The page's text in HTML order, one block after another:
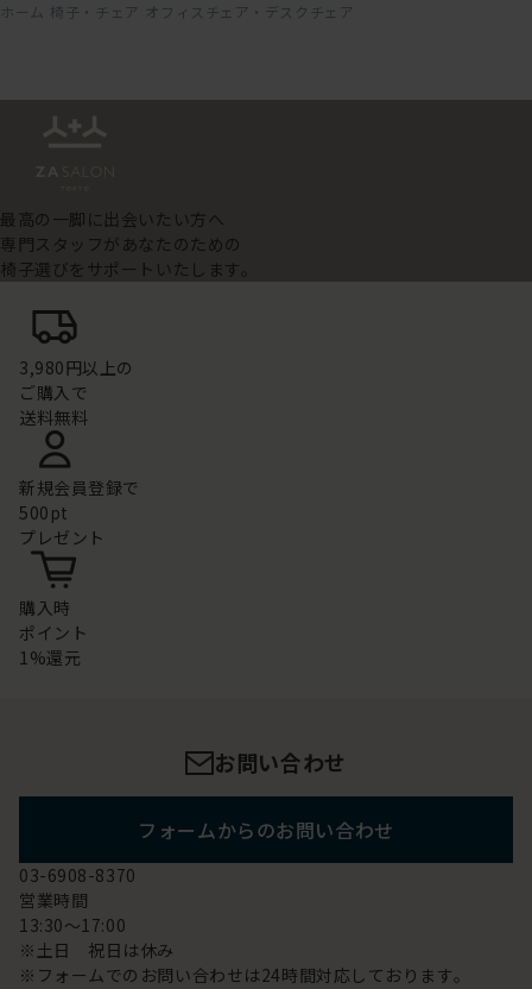
ホーム 椅子・チェア オフィスチェア・デスクチェア
最高の一脚に出会いたい方へ
専門スタッフがあなたのための
椅子選びをサポートいたします。
3,980円以上の
ご購入で
送料無料
新規会員登録で
500pt
プレゼント
購入時
ポイント
1%還元
お問い合わせ
フォームからのお問い合わせ
03-6908-8370
営業時間
13:30～17:00
※土日 祝日は休み
※フォームでのお問い合わせは24時間対応しております。